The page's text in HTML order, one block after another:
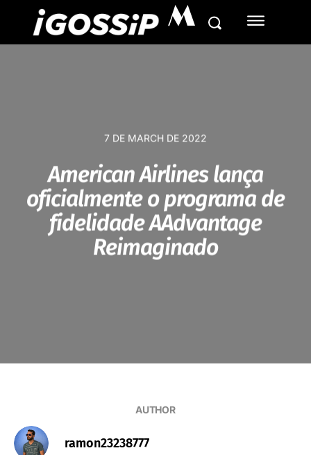
M
7 DE MARCH DE 2022
American Airlines lança
oficialmente o programa de
fidelidade AAdvantage
Reimaginado
AUTHOR
ramon23238777